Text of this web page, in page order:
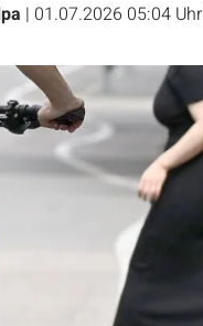
| 01.07.2026 05:04 Uhr